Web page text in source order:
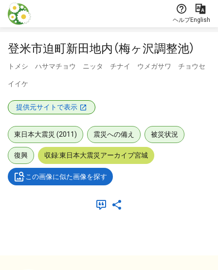
本文に飛ぶ
ヘルプEnglish
登米市迫町新田地内（梅ヶ沢調整池）
トメシ ハサマチョウ ニッタ チナイ ウメガサワ チョウセ
イイケ
提供元サイトで表示
東日本大震災 (2011) 震災への備え 被災状況
復興 収録:東日本大震災アーカイブ宮城
この画像に似た画像を探す